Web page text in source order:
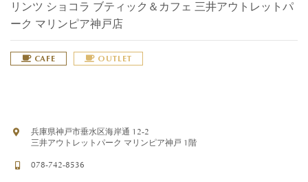
リンツ ショコラ ブティック＆カフェ 三井アウトレットパ
ーク マリンピア神戸店
CAFE OUTLET
兵庫県神戸市垂水区海岸通 12-2
三井アウトレットパーク マリンピア神戸 1階
078-742-8536